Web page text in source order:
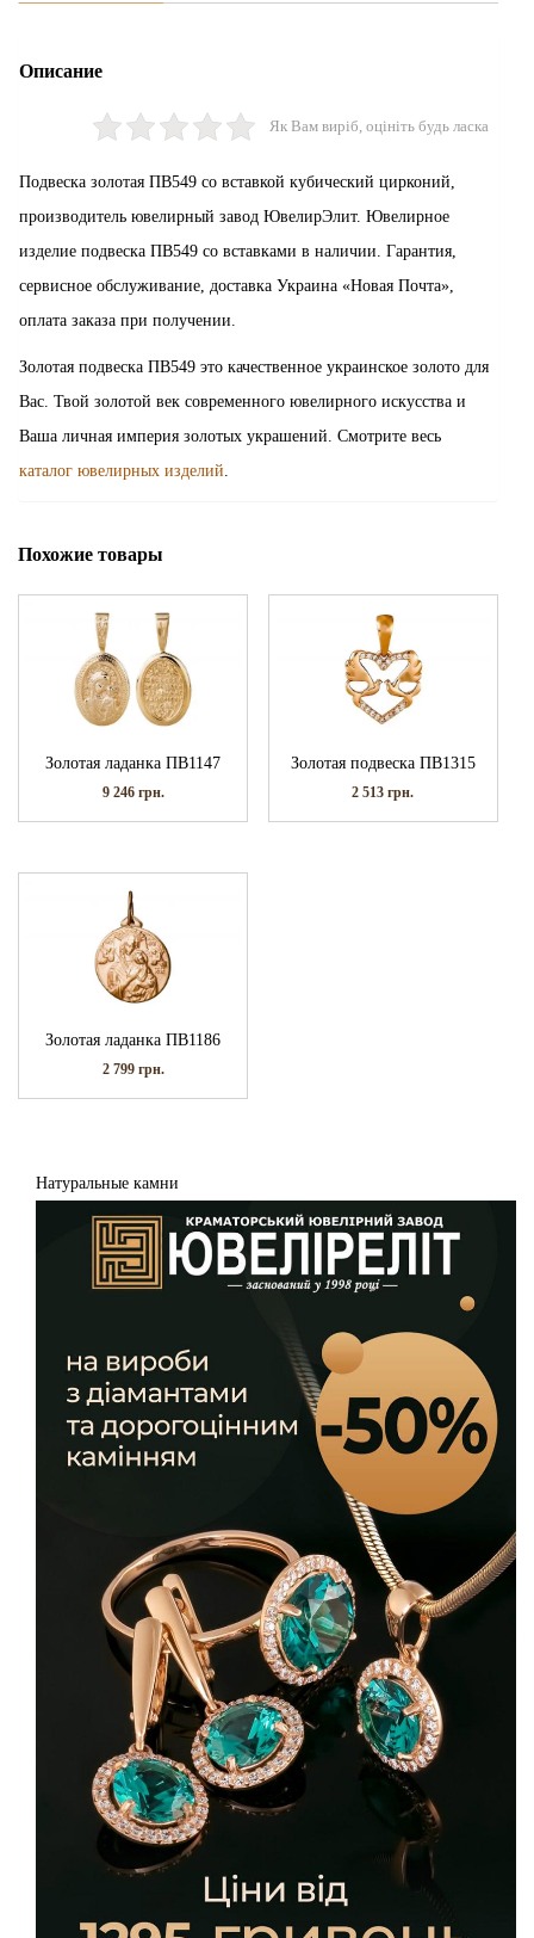
Описание
Як Вам виріб, оцініть будь ласка
Подвеска золотая ПВ549 со вставкой кубический цирконий,
производитель ювелирный завод ЮвелирЭлит. Ювелирное
изделие подвеска ПВ549 со вставками в наличии. Гарантия,
сервисное обслуживание, доставка Украина «Новая Почта»,
оплата заказа при получении.
Золотая подвеска ПВ549 это качественное украинское золото для
Вас. Твой золотой век современного ювелирного искусства и
Ваша личная империя золотых украшений. Смотрите весь
каталог ювелирных изделий
Похожие товары
Золотая ладанка ПВ1147
9 246 грн.
Золотая подвеска ПВ1315
2 513грн.
Золотая ладанка ПВ1186
2 799 грн.
Натуральные камни